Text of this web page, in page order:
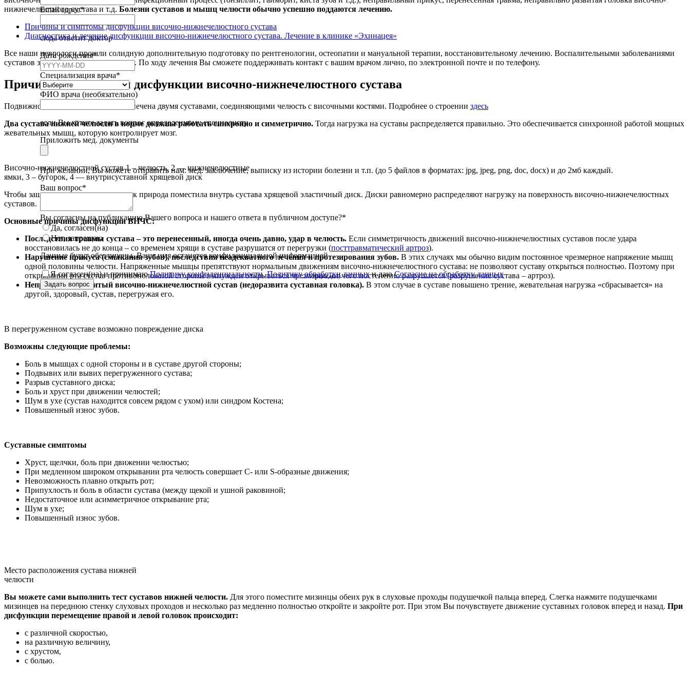
Email адрес*
сюда ответит доктор
Дата рождения*
Email*
Специализация врача*
ФИО врача (необязательно)
если Вы хотите задать вопрос определенному специалисту
Приложить мед. документы
При желании, Вы можете отправить нам: мед. заключение, выписку из истории болезни и т.п. (до 5 файлов в форматах: jpg, jpeg, png, doc, docx) и до 2мб каждый.
Ваш вопрос*
Вы согласны на публикацию Вашего вопроса и нашего ответа в публичном доступе?*
Да, согласен(на)
Нет, запрещаю
Данные будут обезличены. Ваше имя останется конфиденциальной информацией
Я согласен(на) и принимаюПолитику конфиденциальности,Политику обработки данныхи даюСогласие на обработку данных
Задать вопрос
Вопрос врачу
нижнечелюстного сустава и т.д. Болезни суставов и мышц челюсти обычно успешно поддаются лечению.
Причины и симптомы дисфункции височно-нижнечелюстного сустава
Диагностика и лечение дисфункции височно-нижнечелюстного сустава. Лечение в клинике «Эхинацея»
Все наши неврологи прошли солидную дополнительную подготовку по рентгенологии, остеопатии и мануальной терапии, восстановительному лечению. Воспалительными заболеваниями
суставов занимается врач ревматолог. По ходу лечения Вы сможете поддерживать контакт с вашим врачом лично, по электронной почте и по телефону.
Причины и симптомы дисфункции височно-нижнечелюстного сустава
Подвижность нижней челюсти обеспечена двумя суставами, соединяющими челюсть с височными костями. Подробнее о строении здесь
Два сустава нижней челюсти в норме должны работать синхронно и симметрично. Тогда нагрузка на суставы распределяется правильно. Это обеспечивается синхронной работой мощных
жевательных мышц, которую контролирует мозг.
Височно-нижнечелюстной сустав 1 – челюсть, 2 — нижнечелюстные
ямки, 3 – бугорок, 4 — внутрисуставной хрящевой диск
Чтобы защитить сустав от перегрузок природа поместила внутрь сустава хрящевой эластичный диск. Диски равномерно распределяют нагрузку на поверхность височно-нижнечелюстных
суставов.
Основные причины дисфункции ВНЧС:
Последствия травмы сустава – это перенесенный, иногда очень давно, удар в челюсть. Если симметричность движений височно-нижнечелюстных суставов после удара
восстановилась не до конца – со временем хрящи в суставе разрушатся от перегрузки (посттравматический артроз).
Нарушение прикуса (смыкания зубов), последствия неадекватного лечения и протезирования зубов. В этих случаях мы обычно видим постоянное чрезмерное напряжение мышц
одной половины челюсти. Напряженные мышцы препятствуют нормальным движениям височно-нижнечелюстного сустава: не позволяют суставу открыться полностью. Поэтому при
открывании рта сустав противоположной стороны вынужден открываться чрезмерно, от чего постепенно разрушается (разрушение сустава – артроз).
Неправильно развитый височно-нижнечелюстной сустав (недоразвита суставная головка). В этом случае в суставе повышено трение, жевательная нагрузка «сбрасывается» на
другой, здоровый, сустав, перегружая его.
В перегруженном суставе возможно повреждение диска
Возможны следующие проблемы:
Боль в мышцах с одной стороны и в суставе другой стороны;
Подвывих или вывих перегруженного сустава;
Разрыв суставного диска;
Боль и хруст при движении челюстей;
Шум в ухе (сустав находится совсем рядом с ухом) или синдром Костена;
Повышенный износ зубов.
Суставные симптомы
Хруст, щелчки, боль при движении челюстью;
При медленном широком открывании рта челюсть совершает С- или S-образные движения;
Невозможность плавно открыть рот;
Припухлость и боль в области сустава (между щекой и ушной раковиной;
Недостаточное или асимметричное открывание рта;
Шум в ухе;
Повышенный износ зубов.
Место расположения сустава нижней
челюсти
Вы можете сами выполнить тест суставов нижней челюсти. Для этого поместите мизинцы обеих рук в слуховые проходы подушечкой пальца вперед. Слегка нажмите подушечками
мизинцев на переднюю стенку слуховых проходов и несколько раз медленно полностью откройте и закройте рот. При этом Вы почувствуете движение суставных головок вперед и назад. При
дисфункции перемещение правой и левой головок происходит:
с различной скоростью,
на различную величину,
с хрустом,
с болью.